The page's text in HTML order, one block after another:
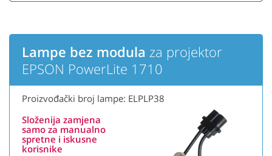
Lampe bez modula za projektor
EPSON PowerLite 1710
Proizvođački broj lampe: ELPLP38
Složenija zamjena
samo za manualno
spretne i iskusne
korisnike